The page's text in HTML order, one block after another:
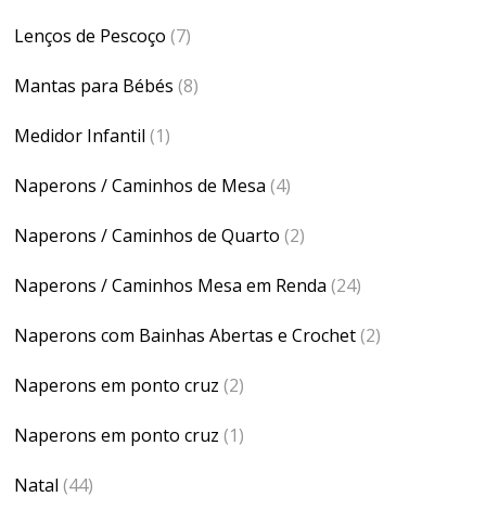
Lenços de Pescoço (7)
Mantas para Bébés (8)
Medidor Infantil (1)
Naperons / Caminhos de Mesa (4)
Naperons / Caminhos de Quarto (2)
Naperons / Caminhos Mesa em Renda (24)
Naperons com Bainhas Abertas e Crochet(2)
Naperons em ponto cruz (2)
Naperons em ponto cruz (1)
Natal (44)